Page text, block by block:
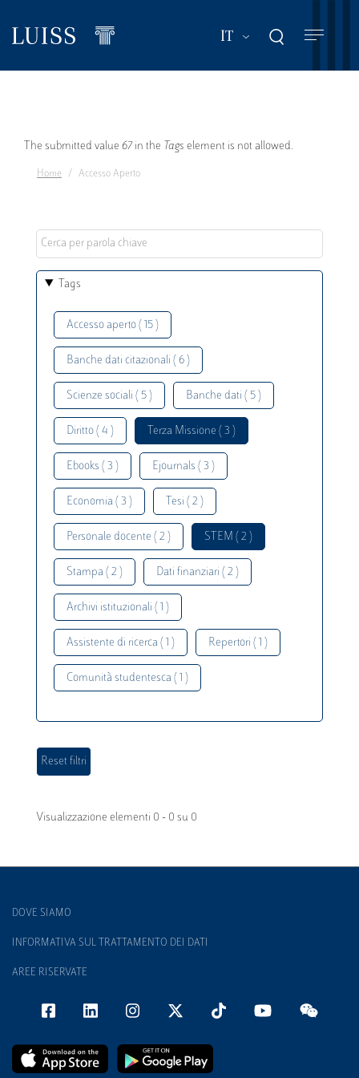
contenuto
IT Mostra ulteriori
Messaggio
di
The submitted value 67 in the Tags element is not allowed.
Home Accesso Aperto
Tags
Accesso aperto ( 15 )
Banche dati citazionali ( 6 )
Scienze sociali ( 5 ) Banche dati ( 5 )
Diritto ( 4 ) Terza Missione ( 3 )
Ebooks ( 3 ) Ejournals ( 3 )
Economia ( 3 ) Tesi ( 2 )
Personale docente ( 2 ) STEM ( 2 )
Stampa ( 2 ) Dati finanziari ( 2 )
Archivi istituzionali ( 1 )
Assistente di ricerca ( 1 ) Repertori ( 1 )
Comunità studentesca ( 1 )
Visualizzazione elementi 0 - 0 su 0
DOVE SIAMO
INFORMATIVA SUL TRATTAMENTO DEI DATI
AREE RISERVATE